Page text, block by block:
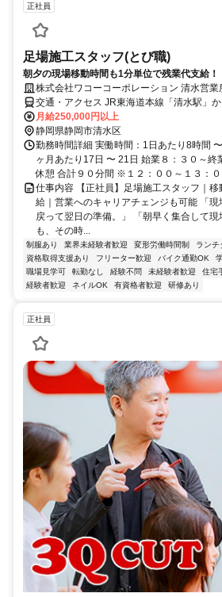
正社員
足場施工スタッフ(とび職)
朝夕の現場移動時間も1分単位で残業代支給！
株式会社ワコーコーポレーション 清水営業
交通・アクセス JR東海道本線「清水駅」
乗車し約20分。「梅ヶ谷」バス停で下車し
団地入口」バス停から徒歩2〜3分です。
月給250,000円以上
静岡県静岡市清水区
勤務時間詳細 実働時間：1日あたり8時間
ヶ月あたり17日 〜 21日 始業８：３０～終
休憩 合計９０分間 ※１２：００～１３：
仕事内容 【正社員】足場施工スタッフ｜
給｜営業へのキャリアチェンジも可能 「
戻って翌日の準備。」 「朝早く集合して
も、その時...
制服あり 業界未経験者歓迎 変形労働時間制 ランチ
資格取得支援あり
フリーター歓迎 バイク通勤OK
職場見学可
転勤なし 経験不問 未経験者歓迎 住宅
経験者歓迎
ネイルOK 有資格者歓迎 研修あり
正社員